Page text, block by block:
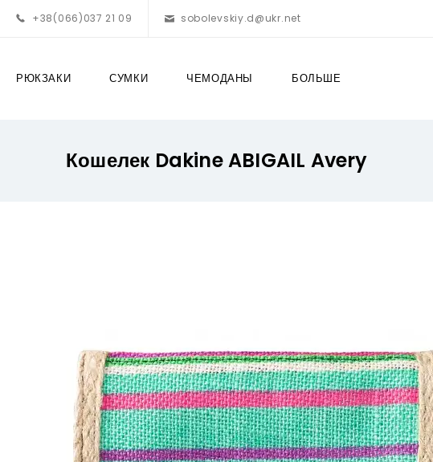
+38(066)037 21 09 sobolevskiy.d@ukr.net
РЮКЗАКИ СУМКИ ЧЕМОДАНЫ БОЛЬШЕ
Кошелек Dakine ABIGAIL Avery